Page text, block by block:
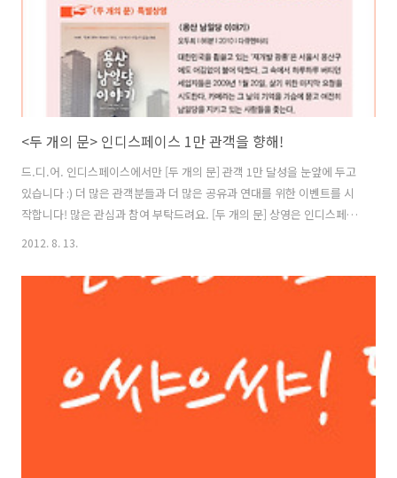
일 독립영화 보는날..
<두 개의 문> 인디스페이스 1만 관객을 향해!
드.디.어. 인디스페이스에서만 [두 개의 문] 관객 1만 달성을 눈앞에 두고
있습니다 :) 더 많은 관객분들과 더 많은 공유과 연대를 위한 이벤트를 시
작합니다! 많은 관심과 참여 부탁드려요. [두 개의 문] 상영은 인디스페이
2012. 8. 13.